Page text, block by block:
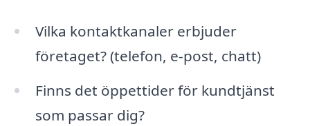
Vilka kontaktkanaler erbjuder
företaget? (telefon, e-post, chatt)
Finns det öppettider för kundtjänst
som passar dig?